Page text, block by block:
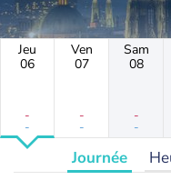
Jeu
06
-
-
Ven
07
-
-
Sam
08
-
-
Journée